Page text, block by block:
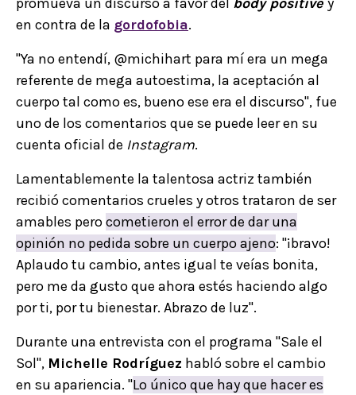
en contra de la gordofobia.
"Ya no entendí, @michihart para mí era un mega
referente de mega autoestima, la aceptación al
cuerpo tal como es, bueno ese era el discurso", fue
uno de los comentarios que se puede leer en su
cuenta oficial de Instagram.
Lamentablemente la talentosa actriz también
recibió comentarios crueles y otros trataron de ser
amables perocometieron el error de dar una
opinión no pedida sobre un cuerpo ajeno: "¡bravo!
Aplaudo tu cambio, antes igual te veías bonita,
pero me da gusto que ahora estés haciendo algo
por ti, por tu bienestar. Abrazo de luz".
Durante una entrevista con el programa "Sale el
Sol", Michelle Rodríguez habló sobre el cambio
en su apariencia. "Lo único que hay que hacer es